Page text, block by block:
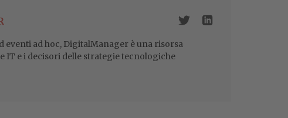
ad hoc, DigitalManager è una risorsa
IT e i decisori delle strategie tecnologiche